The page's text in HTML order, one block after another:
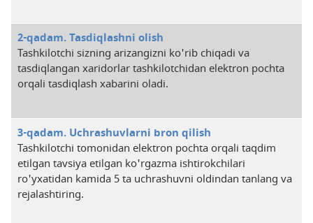
2-qadam. Tasdiqlashni olish
Tashkilotchi sizning arizangizni ko'rib chiqadi va
tasdiqlangan xaridorlar tashkilotchidan elektron pochta
orqali tasdiqlash xabarini oladi.
3-qadam. Uchrashuvlarni bron qilish
Tashkilotchi tomonidan elektron pochta orqali taqdim
etilgan tavsiya etilgan ko'rgazma ishtirokchilari
ro'yxatidan kamida 5 ta uchrashuvni oldindan tanlang va
rejalashtiring.